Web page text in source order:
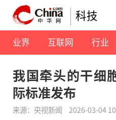
科技
业界 互联网 行业
我国牵头的干细
际标准发布
来源：央视新闻 2026-03-04